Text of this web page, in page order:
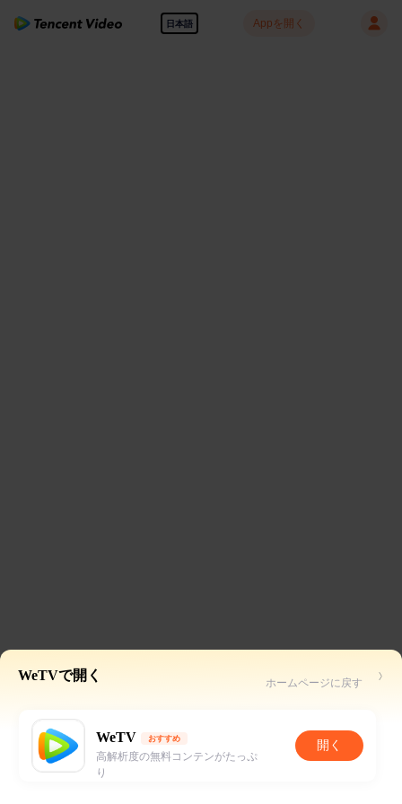
日本語 Appを開く
WeTVで開く ホームページに戻す
WeTV おすすめ
高解析度の無料コンテンがたっぷ
り
開く